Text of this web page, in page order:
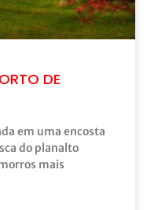
DE
em uma encosta
do planalto
mais